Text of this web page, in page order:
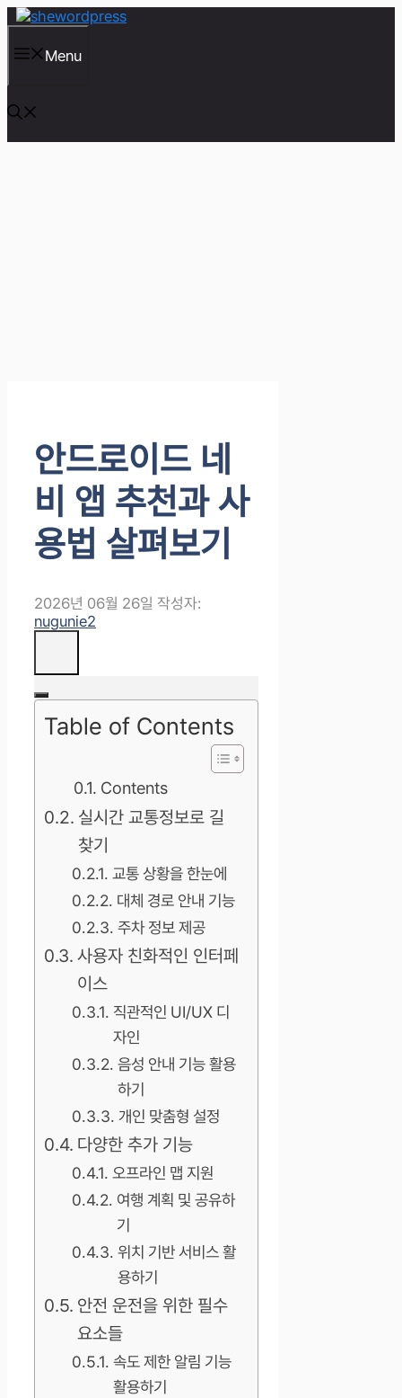
컨
츠
건
너
뛰
기
Menu
안드로이드 네
비 앱 추천과 사
용법 살펴보기
2026년 06월 26일 작성자:
nugunie2
Table of Contents
Contents
실시간 교통정보로 길
찾기
교통 상황을 한눈에
대체 경로 안내 기능
주차 정보 제공
사용자 친화적인 인터페
이스
직관적인 UI/UX 디
자인
음성 안내 기능 활용
하기
개인 맞춤형 설정
다양한 추가 기능
오프라인 맵 지원
여행 계획 및 공유하
기
위치 기반 서비스 활
용하기
안전 운전을 위한 필수
요소들
속도 제한 알림 기능
활용하기